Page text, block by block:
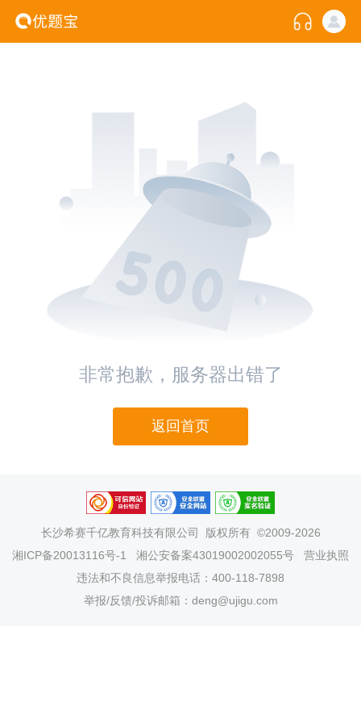
非常抱歉，服务器出错了
返回首页
长沙希赛千亿教育科技有限公司
版权所有 ©2009-2026
湘ICP备20013116号-1
湘公安备案43019002002055号
营业执照
违法和不良信息举报电话：400-118-7898
举报/反馈/投诉邮箱：deng@ujigu.com